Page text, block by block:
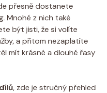
přesně dostanete
Mnohé z nich také
být jisti, že si volíte
a přitom nezaplatíte
mít krásné a dlouhé řasy
, zde je stručný přehled